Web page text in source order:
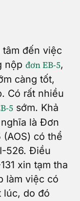
tâm đến việc
nộp đơn EB-5,
càng tốt,
Có rất nhiều
5 sớm. Khả
là Đơn
có thể
526. Điều
xin tạm tha
làm việc có
lúc, do đó